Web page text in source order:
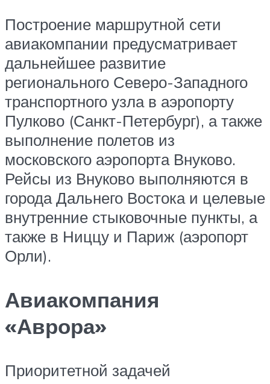
Построение маршрутной сети
авиакомпании предусматривает
дальнейшее развитие
регионального Северо-Западного
транспортного узла в аэропорту
Пулково (Санкт-Петербург), а также
выполнение полетов из
московского аэропорта Внуково.
Рейсы из Внуково выполняются в
города Дальнего Востока и целевые
внутренние стыковочные пункты, а
также в Ниццу и Париж (аэропорт
Орли).
Авиакомпания
«Аврора»
Приоритетной задачей